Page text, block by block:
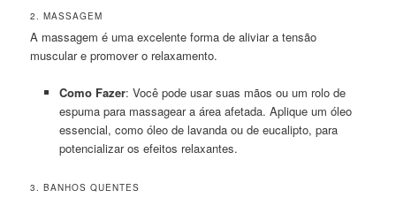
2. MASSAGEM
A massagem é uma excelente forma de aliviar a tensão
muscular e promover o relaxamento.
Como Fazer: Você pode usar suas mãos ou um rolo de
espuma para massagear a área afetada. Aplique um óleo
essencial, como óleo de lavanda ou de eucalipto, para
potencializar os efeitos relaxantes.
3. BANHOS QUENTES